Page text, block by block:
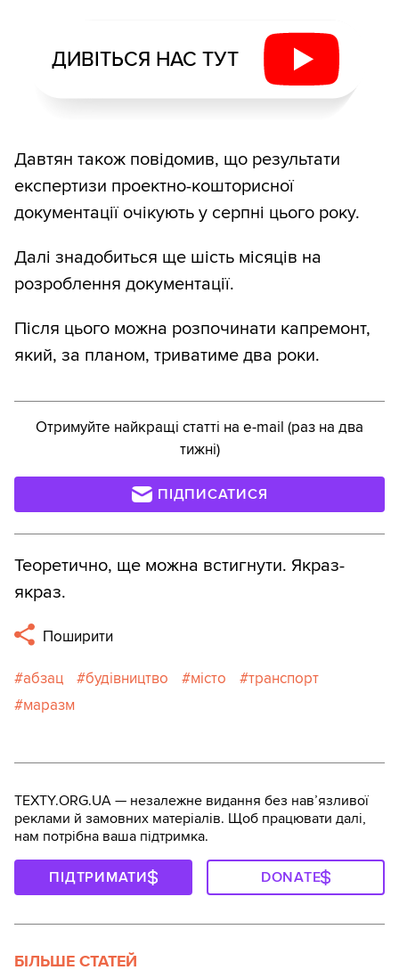
ДИВІТЬСЯ НАС ТУТ
Давтян також повідомив, що результати
експертизи проектно-кошторисної
документації очікують у серпні цього року.
Далі знадобиться ще шість місяців на
розроблення документації.
Після цього можна розпочинати капремонт,
який, за планом, триватиме два роки.
Отримуйте найкращі статті на e-mail (раз на два
тижні)
ПІДПИСАТИСЯ
Теоретично, ще можна встигнути. Якраз-
якраз.
Поширити
абзац будівництво місто
транспорт
маразм
TEXTY.ORG.UA — незалежне видання без навʼязливої
реклами й замовних матеріалів. Щоб працювати далі,
нам потрібна ваша підтримка.
ПІДТРИМАТИ DONATE
БІЛЬШЕ СТАТЕЙ